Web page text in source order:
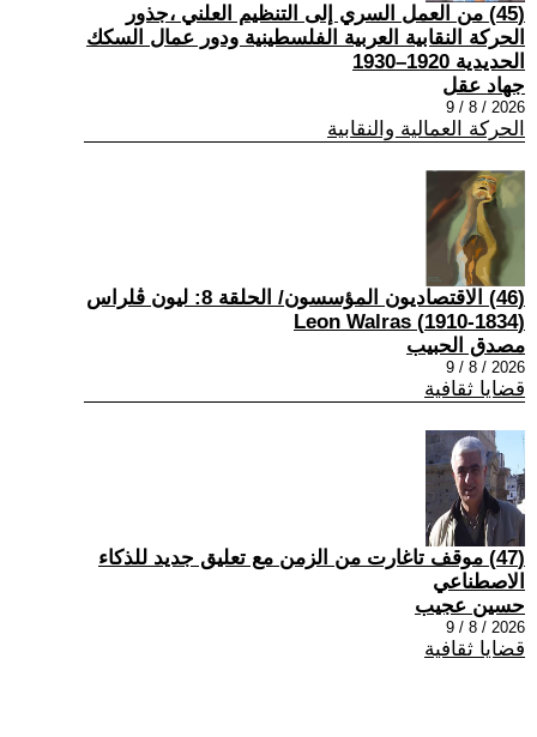
(45) من العمل السري إلى التنظيم العلني ،جذور
الحركة النقابية العربية الفلسطينية ودور عمال السكك
الحديدية 1920–1930
جهاد عقل
2026 / 8 / 9
الحركة العمالية والنقابية
(46) الاقتصاديون المؤسسون/ الحلقة 8: ليون ڤلراس
(1834-1910) Leon Walras
مصدق الحبيب
2026 / 8 / 9
قضايا ثقافية
(47) موقف تاغارت من الزمن مع تعليق جديد للذكاء
الاصطناعي
حسين عجيب
2026 / 8 / 9
قضايا ثقافية